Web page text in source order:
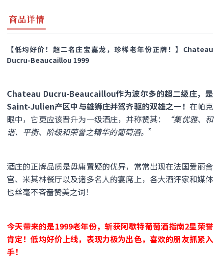
商品详情
【低均好价！超二名庄宝嘉龙，珍稀老年份正牌！】Chateau
Ducru-Beaucaillou 1999
Chateau Ducru-Beaucaillou作为波尔多的超二级庄，是
Saint-Julien产区中与雄狮庄并驾齐驱的双雄之一！ 在帕克
眼中，它更应该晋升为一级酒庄，并称赞其：
“集优雅、和
谐、平衡、阶级和荣誉之精华的葡萄酒。 ”
酒庄的正牌品质是毋庸置疑的优异，常常出现在法国爱丽舍
宫、米其林餐厅以及诸多名人的宴席上，各大酒评家和媒体
也丝毫不吝啬赞美之词！
今天带来的是1999老年份，斩获阿歇特葡萄酒指南2星荣誉
肯定！低均好价上线，表现力极为出色，喜欢的朋友抓紧入
手！